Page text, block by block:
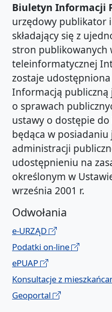
Biuletyn Informacji
urzędowy publikator
składający się z
stron publikowanych
teleinformatycznej
zostaje
Informacją publiczną
o sprawach
ustawy o dostępie
będąca w
administracji
udostępnieniu na
określonym w
września 2001 r.
Odwołania
e-URZĄD
Podatki on-line
ePUAP
Konsultacje z
Geoportal